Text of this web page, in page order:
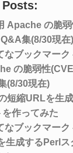
Posts:
Apache の脆
集(8/30現在)
短縮URLを生
を作ってみた